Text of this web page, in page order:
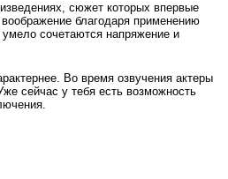
сюжет которых впервые
благодаря применению
сочетаются напряжение и
Во время озвучения актеры
сейчас у тебя есть возможность